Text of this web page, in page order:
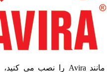
وقتی یک نرم افزار آنتی ویروس مانند Avira را نصب می کنید،